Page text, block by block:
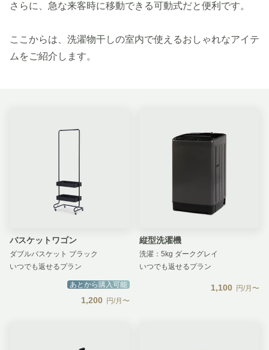
さらに、急な来客時に移動できる可動式だと便利です。
ここからは、洗濯物干しの室内で使えるおしゃれなアイテ
ムをご紹介します。
バスケットワゴン
ダブルバスケット ブラック
いつでも返せるプラン
あとから購入可能
1,200 円/月〜
縦型洗濯機
洗濯：5kg ダークグレイ
いつでも返せるプラン
1,100 円/月〜